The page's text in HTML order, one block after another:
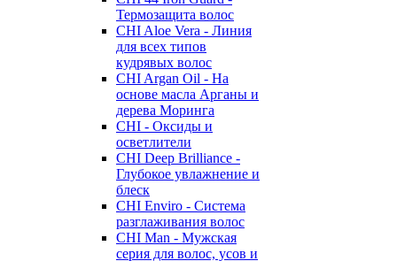
Термозащита волос
CHI Aloe Vera - Линия
для всех типов
кудрявых волос
CHI Argan Oil - На
основе масла Арганы и
дерева Моринга
CHI - Оксиды и
осветлители
CHI Deep Brilliance -
Глубокое увлажнение и
блеск
CHI Enviro - Система
разглаживания волос
CHI Man - Мужская
серия для волос, усов и